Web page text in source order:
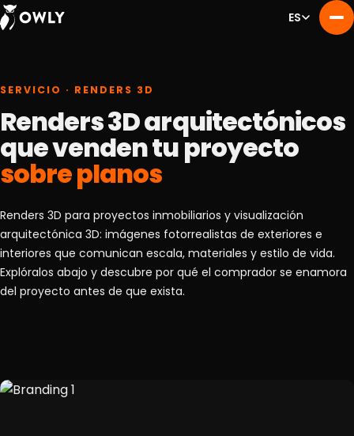
ES
SERVICIO · RENDERS 3D
Renders 3D arquitectónicos
que venden tu proyecto
sobre planos
Renders 3D para proyectos inmobiliarios y visualización
arquitectónica 3D: imágenes fotorrealistas de exteriores e
interiores que comunican escala, materiales y estilo de vida.
Explóralos abajo y descubre por qué el comprador se enamora
del proyecto antes de que exista.